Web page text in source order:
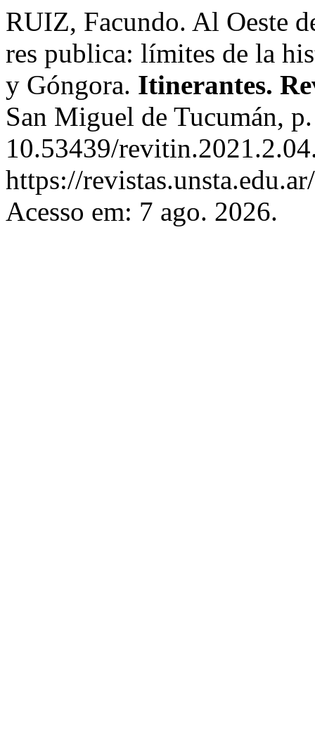
RUIZ, Facundo. Al Oeste
res publica: límites de la
y Góngora. Itinerantes.
San Miguel de Tucumán,
10.53439/
https://
Acesso em: 7 ago. 2026.